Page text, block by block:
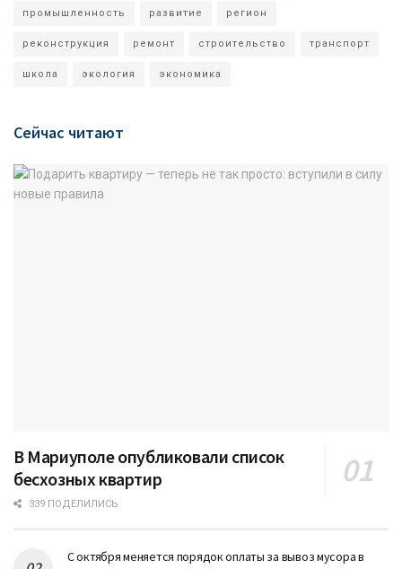
промышленность развитие регион
реконструкция ремонт строительство транспорт
школа экология экономика
Сейчас читают
В Мариуполе опубликовали список
бесхозных квартир
339 ПОДЕЛИЛИСЬ
С октября меняется порядок оплаты за вывоз мусора в